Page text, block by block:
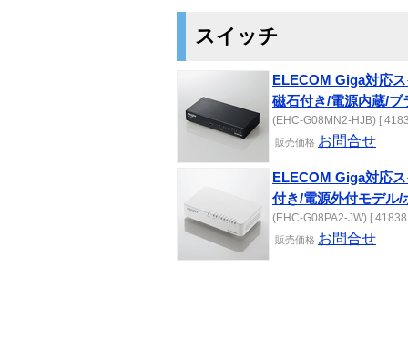
スイッチ
ELECOM Giga対応
磁石付き/電源内蔵/ブ
(EHC-G08MN2-HJB) [
販売価格 お問合せ
ELECOM Giga対応
付き/電源外付モデル/
(EHC-G08PA2-JW) [
販売価格 お問合せ